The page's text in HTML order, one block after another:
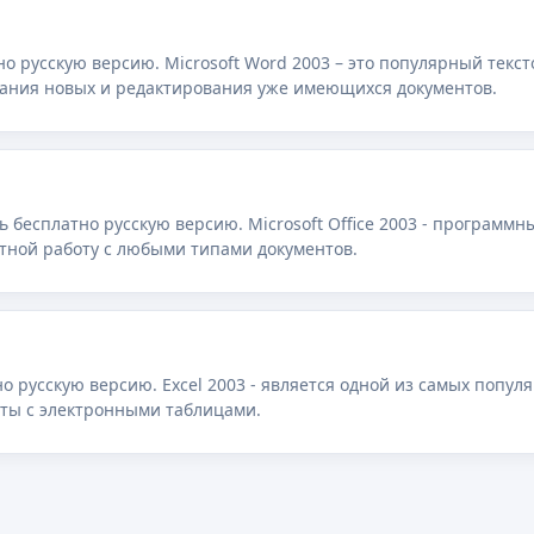
русскую версию. Microsoft Word 2003 – это популярный
новых и редактирования уже имеющихся документов.
бесплатно русскую версию. Microsoft Office 2003 -
работу с любыми типами документов.
русскую версию. Excel 2003 - является одной из самых
с электронными таблицами.